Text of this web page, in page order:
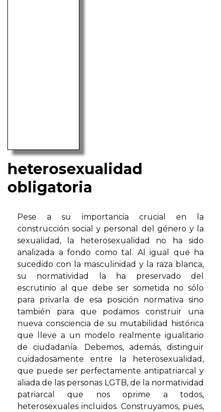
heterosexualidad
obligatoria
Pese a su importancia crucial en la
construcción social y personal del género y la
sexualidad, la heterosexualidad no ha sido
analizada a fondo como tal. Al igual que ha
sucedido con la masculinidad y la raza blanca,
su normatividad la ha preservado del
escrutinio al que debe ser sometida no sólo
para privarla de esa posición normativa sino
también para que podamos construir una
nueva consciencia de su mutabilidad histórica
que lleve a un modelo realmente igualitario
de ciudadanía. Debemos, además, distinguir
cuidadosamente entre la heterosexualidad,
que puede ser perfectamente antipatriarcal y
aliada de las personas LGTB, de la normatividad
patriarcal que nos oprime a todos,
heterosexuales incluidos. Construyamos, pues,